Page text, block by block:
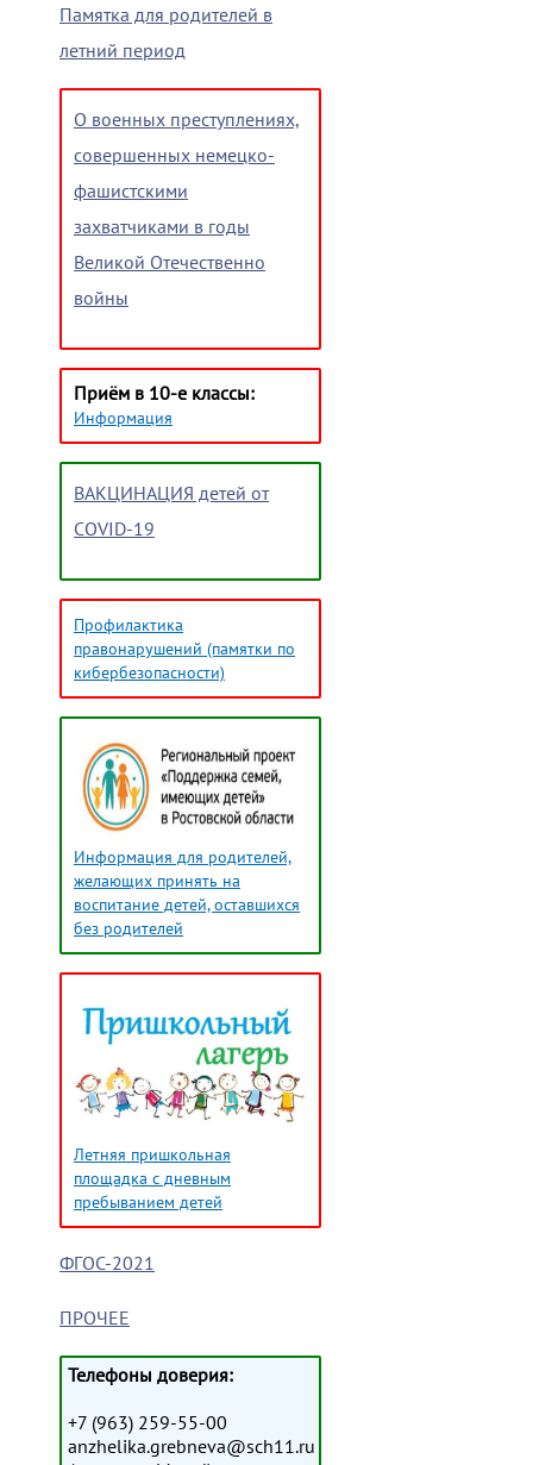
Памятка для родителей в
летний период
О военных преступлениях,
совершенных немецко-
фашистскими
захватчиками в годы
Великой Отечественно
войны
Приём в 10-е классы:
Информация
ВАКЦИНАЦИЯ детей от
COVID-19
Профилактика
правонарушений (памятки по
кибербезопасности)
Информация для родителей,
желающих принять на
воспитание детей, оставшихся
без родителей
Летняя пришкольная
площадка с дневным
пребыванием детей
ФГОС-2021
ПРОЧЕЕ
Телефоны доверия:
+7 (963) 259-55-00
anzhelika.grebneva@sch11.ru